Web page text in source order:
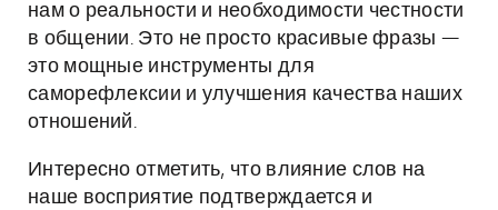
нам о реальности и необходимости честности
в общении. Это не просто красивые фразы —
это мощные инструменты для
саморефлексии и улучшения качества наших
отношений.
Интересно отметить, что влияние слов на
наше восприятие подтверждается и